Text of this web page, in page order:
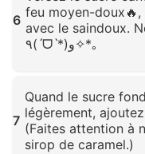
6 feu moyen-
avec le saindoux.
٩(ˊᗜˋ*)و✧*｡
7
Quand le sucre
légèrement,
(Faites attention à
sirop de caramel.)